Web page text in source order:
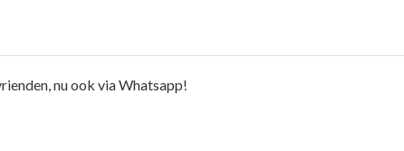
nu ook via Whatsapp!